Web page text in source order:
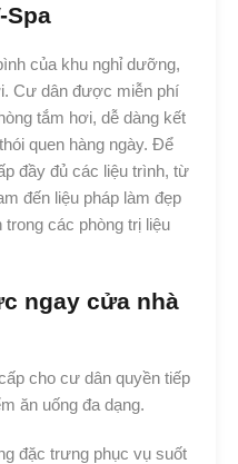
Spa
của khu nghỉ dưỡng,
Cư dân được miễn phí
tắm hơi, dễ dàng kết
quen hàng ngày. Để
đầy đủ các liệu trình, từ
đến liệu pháp làm đẹp
các phòng trị liệu
ngay cửa nhà
cho cư dân quyền tiếp
ăn uống đa dạng.
đặc trưng phục vụ suốt